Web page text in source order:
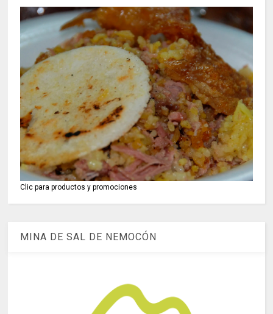
Clic para productos y promociones
MINA DE SAL DE NEMOCÓN